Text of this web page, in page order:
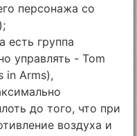
персонажа со
есть группа
управлять - Tom
in Arms),
до того, что при
воздуха и